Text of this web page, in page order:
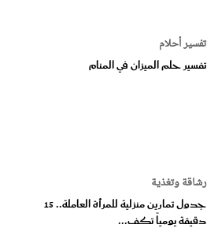
تفسير أحلام
تفسير حلم الميزان في المنام
رشاقة وتغذية
جدول تمارين منزلية للمرأة العاملة.. 15
دقيقة يومياً تكف...